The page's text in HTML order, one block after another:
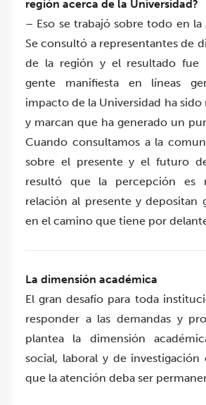
región acerca de la Universidad?
– Eso se trabajó sobre todo en la
Se consultó a representantes de
de la región y el resultado fue
gente manifiesta en líneas
impacto de la Universidad ha
y marcan que ha generado un
Cuando consultamos a la
sobre el presente y el futuro
resultó que la percepción es
relación al presente y depositan
en el camino que tiene por
La dimensión académica
El gran desafío para toda
responder a las demandas y
plantea la dimensión
social, laboral y de investigación
que la atención deba ser